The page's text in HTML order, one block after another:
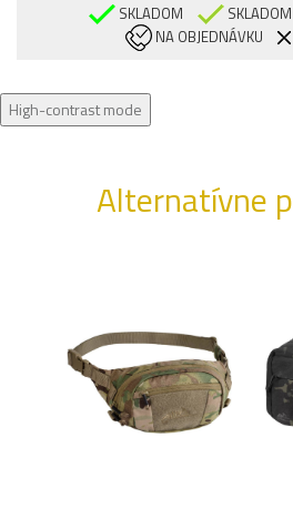
SKLADOM
NA OBJEDNÁVKU
High-contrast mode
Alternatívne